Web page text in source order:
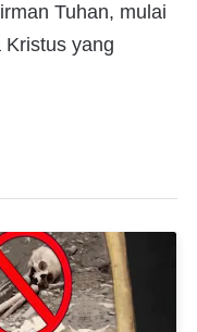
Tuhan, mulai
yang